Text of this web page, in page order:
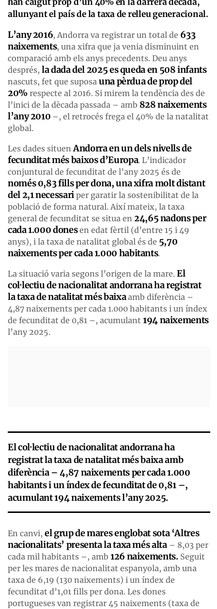
allunyant el país de la taxa de relleu generacional.
L’any 2016, Andorra va registrar un total de 633
naixements, una xifra que ja venia disminuint en
comparació amb els anys precedents. Deu anys
després, la dada del 2025 es queda en 508 infants
nascuts, fet que suposa una pèrdua de prop del
20% respecte al 2016. Si mirem la tendència des de
l’inici de la dècada passada – amb 828 naixements
l’any 2010 –, el retrocés frega el 40% de la natalitat
global.
Les dades situen Andorra en un dels nivells de
fecunditat més baixos d’Europa. L’indicador
conjuntural de fecunditat de l’any 2025 és de
només 0,83 fills per dona, una xifra molt distant
del 2,1 necessari per garatir la sostenibilitat de la
població de forma natural. Així mateix, la taxa
general de fecunditat se situa en 24,65 nadons per
cada 1.000 donesen edat fèrtil (d’entre 15 i 49
anys), i la taxa de natalitat global és de 5,70
naixements per cada 1.000 habitants.
La situació varia segons l’origen de la mare. El
col·lectiu de nacionalitat andorrana ha registrat
la taxa de natalitat més baixaamb diferència –
4,87 naixements per cada 1.000 habitants i un índex
de fecunditat de 0,81 –, acumulant 194 naixements
l’any 2025.
El col·lectiu de nacionalitat andorrana ha
registrat la taxa de natalitat més baixa amb
diferència – 4,87 naixements per cada 1.000
habitants i un índex de fecunditat de 0,81 –,
acumulant 194 naixements l’any 2025.
En canvi, el grup de maresenglobat sota ‘Altres
nacionalitats’ presenta la taxa més alta – 8,03 per
cada mil habitants –, amb 126 naixements.Seguit
per les mares de nacionalitat espanyola, amb una
taxa de 6,19 (130 naixements) i un índex de
fecunditat d’1,01 fills per dona. Les dones
portugueses van registrar 45 naixements (taxa de